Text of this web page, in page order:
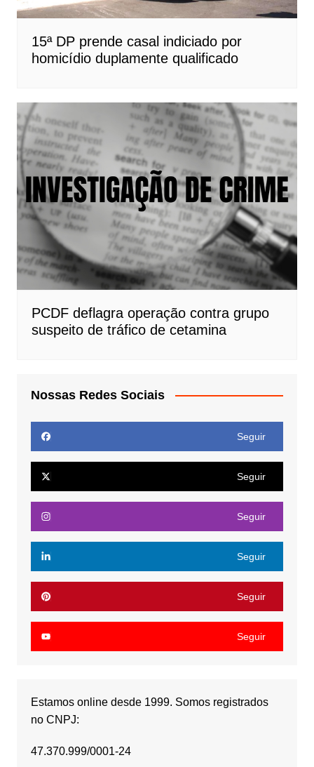
15ª DP prende casal indiciado por
homicídio duplamente qualificado
PCDF deflagra operação contra grupo
suspeito de tráfico de cetamina
Nossas Redes Sociais
Seguir
Seguir
Seguir
Seguir
Seguir
Seguir
Estamos online desde 1999. Somos registrados
no CNPJ:
47.370.999/0001-24